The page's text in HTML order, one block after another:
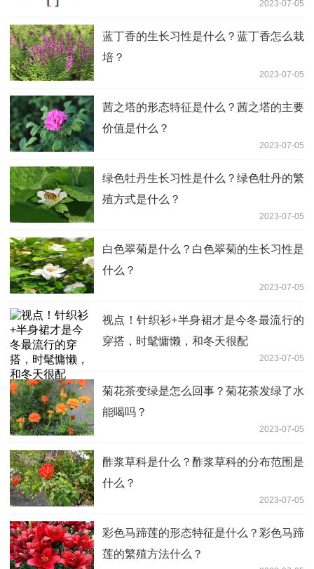
2023-07-05
蓝丁香的生长习性是什么？蓝丁香怎么栽
培？
2023-07-05
茜之塔的形态特征是什么？茜之塔的主要
价值是什么？
2023-07-05
绿色牡丹生长习性是什么？绿色牡丹的繁
殖方式是什么？
2023-07-05
白色翠菊是什么？白色翠菊的生长习性是
什么？
2023-07-05
视点！针织衫+半身裙才是今冬最流行的
穿搭，时髦慵懒，和冬天很配
2023-07-05
菊花茶变绿是怎么回事？菊花茶发绿了水
能喝吗？
2023-07-05
酢浆草科是什么？酢浆草科的分布范围是
什么？
2023-07-05
彩色马蹄莲的形态特征是什么？彩色马蹄
莲的繁殖方法什么？